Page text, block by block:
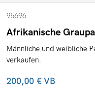
95696
Afrikanische
Männliche und weibliche
verkaufen.
200,00 €VB